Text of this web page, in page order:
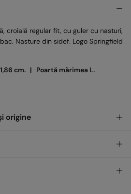
croială regular fit, cu guler cu nasturi,
Nasture din sidef. Logo Springfield
cm. | Poartă mărimea L.
origine